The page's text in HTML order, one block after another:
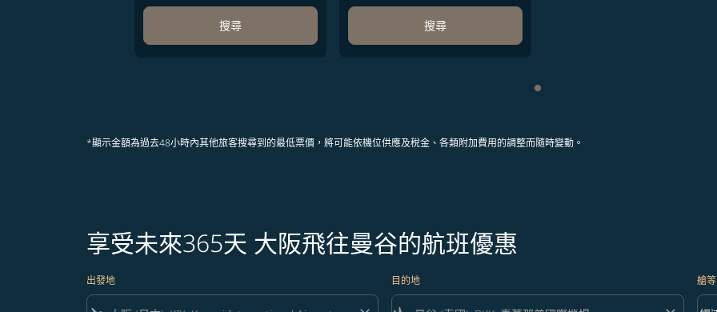
搜尋 搜尋
顯示 cmp-pagination-
*顯示金額為過去48小時內其他旅客搜尋到的最低票價，將可能依機位供應及稅金、各類附加費用的調整而隨時變動。
享受未來365天 大阪飛往曼谷的航班優惠
出發地 目的地 艙等